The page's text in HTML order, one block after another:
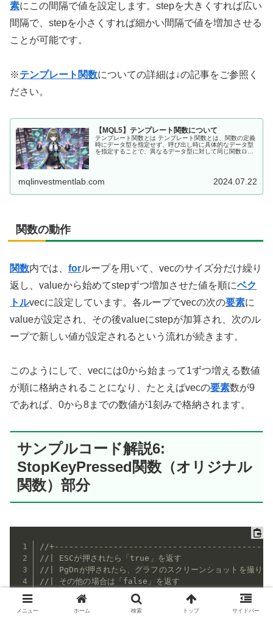
素にこの間隔で値を設定します。stepを大きくすれば広い
間隔で、stepを小さくすれば細かい間隔で値を増加させる
ことが可能です。
※テンプレート関数についての詳細は↓の記事をご参照く
ださい。
【MQL5】テンプレート関数について
テンプレート関数とは テンプレート関数とは、関数の定義
時にデータ型を指定せず、呼び出し時に具体的なデータ型
を指定することで、異なるデータ型に対して同じ関数ロジ
mqlinvestmentlab.com 2024.07.22
関数の動作
関数内では、 forループを用いて、vecのサイズ分だけ繰り
返し、valueから始めてstepずつ増加させた値を順にベク
トルvecに設定しています。各ループでvecの次の要素に
valueが設定され、その後valueにstepが加算され、次のル
ープで新しい値が設定されるという流れが続きます。
このようにして、vecには0から始まって1ずつ増える数値
が順に格納されることになり、たとえばvecの要素数が9
であれば、0から8までの数値が1刻みで格納されます。
サンプルコード解説6:
StopKeyPressed関数（オリジナル
関数）部分
//
//| ESCが押されたら「true」を返す
//| PgDnが押されたら、グラフのスクリーンショットを撮
//| その他の場合は「false」を返す
//
StopKeyPressed()
メニュー ホーム 検索 トップ サイドバー